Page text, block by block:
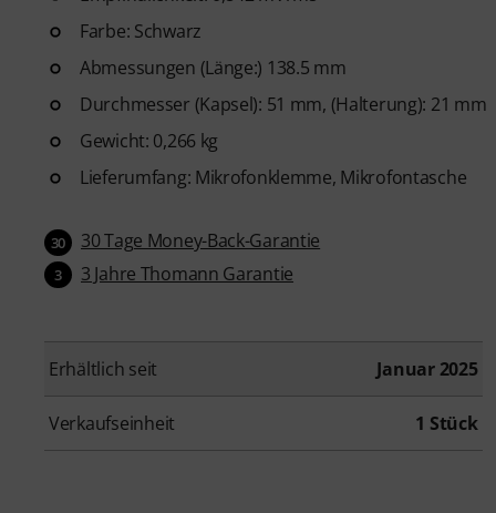
Farbe: Schwarz
Abmessungen (Länge:) 138.5 mm
Durchmesser (Kapsel): 51 mm, (Halterung): 21 mm
Gewicht: 0,266 kg
Lieferumfang: Mikrofonklemme, Mikrofontasche
30 30 Tage Money-Back-Garantie
3 3 Jahre Thomann Garantie
Erhältlich seit Januar 2025
Verkaufseinheit 1 Stück